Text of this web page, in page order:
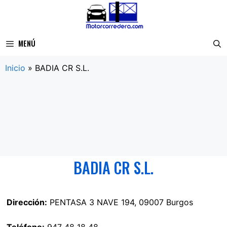
MENÚ
Inicio » BADIA CR S.L.
BADIA CR S.L.
Dirección: PENTASA 3 NAVE 194, 09007 Burgos